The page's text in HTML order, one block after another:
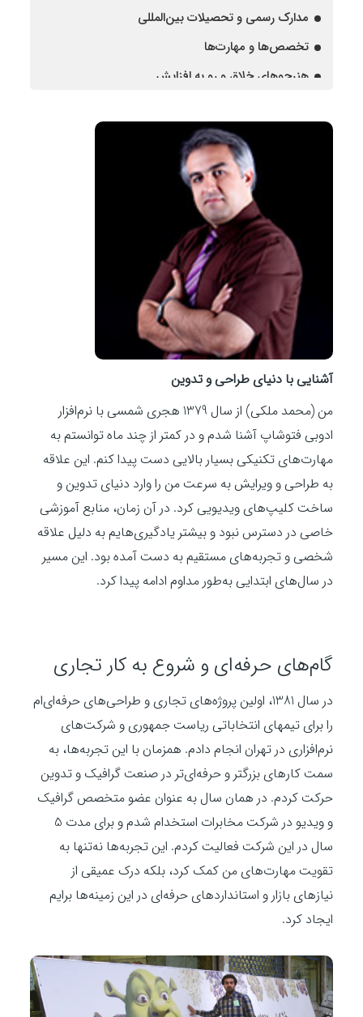
مدارک رسمی و تحصیلات بین‌المللی
تخصص‌ها و مهارت‌ها
هنرجوهای خلاق و رو به افزایش
حضور فعال تیم مانی سافت در نمایشگاه
چالش‌ها و موفقیت‌ها
ارزش‌ها و فلسفه آموزشی
از نکته‌های پراکنده تا مهارت واقعی — متد آموزشی
مسیرمحور
توصیه‌ها
آشنایی با دنیای طراحی و تدوین
من (محمد ملکی) از سال 1379 هجری شمسی با نرم‌افزار
ادوبی فتوشاپ آشنا شدم و در کمتر از چند ماه توانستم به
مهارت‌های تکنیکی بسیار بالایی دست پیدا کنم. این علاقه
به طراحی و ویرایش به سرعت من را وارد دنیای تدوین و
ساخت کلیپ‌های ویدیویی کرد. در آن زمان، منابع آموزشی
خاصی در دسترس نبود و بیشتر یادگیری‌هایم به دلیل علاقه
شخصی و تجربه‌های مستقیم به دست آمده بود. این مسیر
در سال‌های ابتدایی به‌طور مداوم ادامه پیدا کرد.
گام‌های حرفه‌ای و شروع به کار تجاری
در سال 1381، اولین پروژه‌های تجاری و طراحی‌های حرفه‌ای‌ام
را برای تیمهای انتخاباتی ریاست جمهوری و شرکت‌های
نرم‌افزاری در تهران انجام دادم. همزمان با این تجربه‌ها، به
سمت کارهای بزرگتر و حرفه‌ای‌تر در صنعت گرافیک و تدوین
حرکت کردم. در همان سال به عنوان عضو متخصص گرافیک
و ویدیو در شرکت مخابرات استخدام شدم و برای مدت 5
سال در این شرکت فعالیت کردم. این تجربه‌ها نه‌تنها به
تقویت مهارت‌های من کمک کرد، بلکه درک عمیقی از
نیازهای بازار و استانداردهای حرفه‌ای در این زمینه‌ها برایم
ایجاد کرد.